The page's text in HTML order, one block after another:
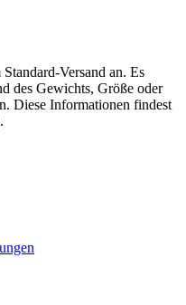
Versand an. Es
des Gewichts, Größe oder
Diese Informationen findest